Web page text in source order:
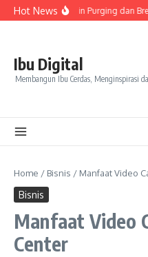
Skip to content
Hot NewsTanda Skin Purging dan
Ibu Digital
Membangun Ibu Cerdas, Menginspirasi
Home / Bisnis / Manfaat Video
Bisnis
Manfaat Video
Center